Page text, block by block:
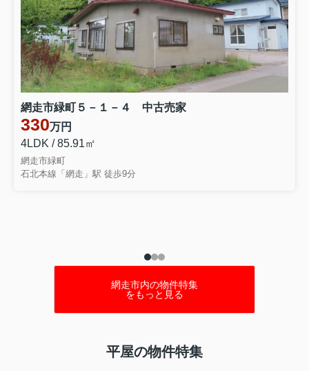
網走市緑町５－１－４ 中古売家
330万円
4LDK / 85.91㎡
網走市緑町
石北本線「網走」駅 徒歩9分
網走市内の物件特集
をもっと見る
平屋の物件特集